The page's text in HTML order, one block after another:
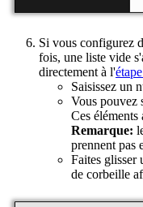
Si vous configurez
fois, une liste vide
directement à l'
Saisissez un
Vous pouvez
Ces
Remarque:
prennent pas
Faites glisser
de corbeille